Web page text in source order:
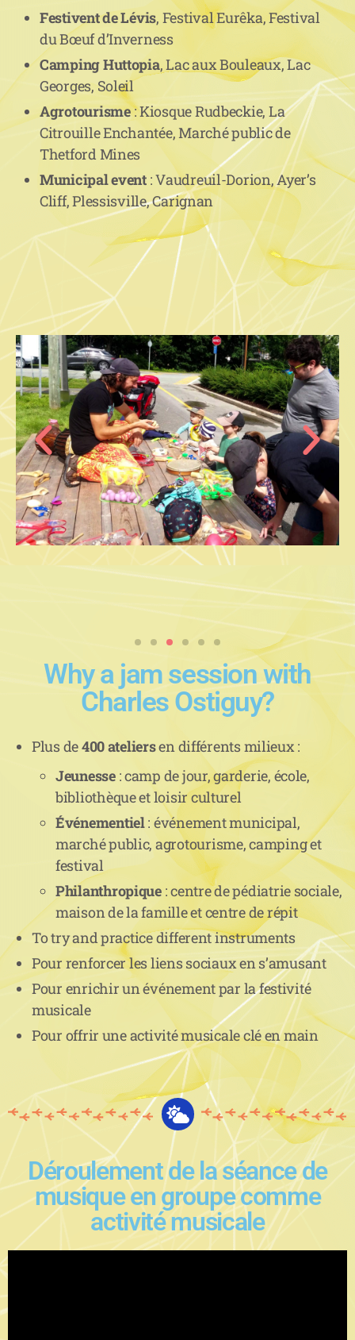
Festivent de Lévis, Festival Eurêka, Festival
du Bœuf d’Inverness
Camping Huttopia, Lac aux Bouleaux, Lac
Georges, Soleil
Agrotourisme: Kiosque Rudbeckie, La
Citrouille Enchantée, Marché public de
Thetford Mines
Municipal event : Vaudreuil-Dorion, Ayer’s
Cliff, Plessisville, Carignan
Why a jam session with
Charles Ostiguy?
Plus de400 ateliersen différents milieux :
Jeunesse: camp de jour, garderie, école,
bibliothèque et loisir culturel
Événementiel: événement municipal,
marché public, agrotourisme, camping et
festival
Philanthropique: centre de pédiatrie sociale,
maison de la famille et centre de répit
To try and practice different instruments
Pour renforcer les liens sociaux en s’amusant
Pour enrichir un événement par la festivité
musicale
Pour offrir une activité musicale clé en main
Déroulement de la séance de
musique en groupe comme
activité musicale